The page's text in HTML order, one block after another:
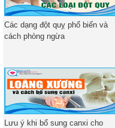
Các dạng đột quỵ phổ biến và
cách phòng ngừa
Lưu ý khi bổ sung canxi cho